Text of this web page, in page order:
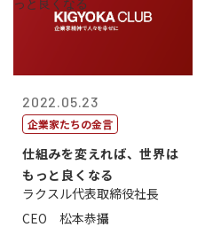
2022.05.23
企業家たちの金言
仕組みを変えれば、世界は
もっと良くなる
ラクスル代表取締役社長
CEO 松本恭攝